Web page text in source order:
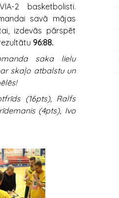
2 basketbolisti.
savā mājas
izdevās pārspēt
96:88.
saka lielu
skaļo atbalstu un
(16pts), Ralfs
(4pts), Ivo